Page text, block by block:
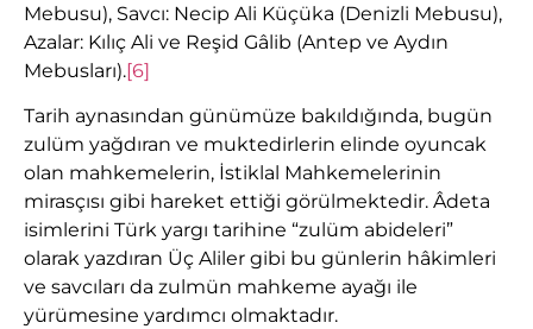
Mebusu), Savcı: Necip Ali Küçüka (Denizli Mebusu),
Azalar: Kılıç Ali ve Reşid Gâlib (Antep ve Aydın
Mebusları).[6]
Tarih aynasından günümüze bakıldığında, bugün
zulüm yağdıran ve muktedirlerin elinde oyuncak
olan mahkemelerin, İstiklal Mahkemelerinin
mirasçısı gibi hareket ettiği görülmektedir. Âdeta
isimlerini Türk yargı tarihine “zulüm abideleri”
olarak yazdıran Üç Aliler gibi bu günlerin hâkimleri
ve savcıları da zulmün mahkeme ayağı ile
yürümesine yardımcı olmaktadır.